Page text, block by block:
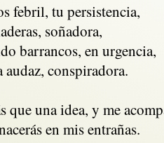
febril, tu persistencia,
soñadora,
barrancos, en urgencia,
audaz, conspiradora.
que una idea, y me
en mis entrañas.